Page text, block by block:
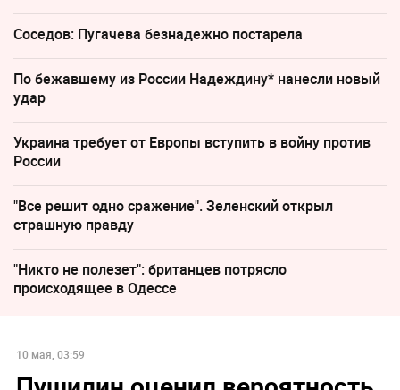
Соседов: Пугачева безнадежно постарела
По бежавшему из России Надеждину* нанесли новый
удар
Украина требует от Европы вступить в войну против
России
"Все решит одно сражение". Зеленский открыл
страшную правду
"Никто не полезет": британцев потрясло
происходящее в Одессе
10 мая, 03:59